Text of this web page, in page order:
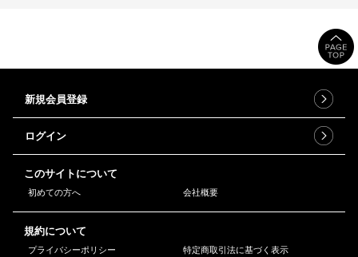
新規会員登録
ログイン
このサイトについて
初めての方へ 会社概要
規約について
プライバシーポリシー 特定商取引法に基づく表示